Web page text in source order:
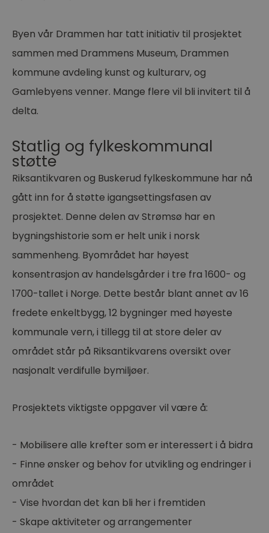
Byen vår Drammen har tatt initiativ til prosjektet
sammen med Drammens Museum, Drammen
kommune avdeling kunst og kulturarv, og
Gamlebyens venner. Mange flere vil bli invitert til å
delta.
Statlig og fylkeskommunal
støtte
Riksantikvaren og Buskerud fylkeskommune har nå
gått inn for å støtte igangsettingsfasen av
prosjektet. Denne delen av Strømsø har en
bygningshistorie som er helt unik i norsk
sammenheng. Byområdet har høyest
konsentrasjon av handelsgårder i tre fra 1600- og
1700-tallet i Norge. Dette består blant annet av 16
fredete enkeltbygg, 12 bygninger med høyeste
kommunale vern, i tillegg til at store deler av
området står på Riksantikvarens oversikt over
nasjonalt verdifulle bymiljøer.
Prosjektets viktigste oppgaver vil være å:
- Mobilisere alle krefter som er interessert i å bidra
- Finne ønsker og behov for utvikling og endringer i
området
- Vise hvordan det kan bli her i fremtiden
- Skape aktiviteter og arrangementer